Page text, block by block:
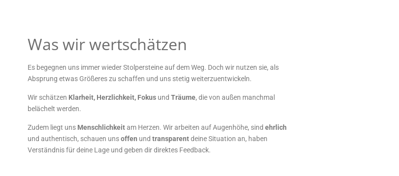
Was wir wertschätzen
Es begegnen uns immer wieder Stolpersteine auf dem Weg. Doch wir nutzen sie, als
Absprung etwas Größeres zu schaffen und uns stetig weiterzuentwickeln.
Wir schätzen Klarheit, Herzlichkeit, Fokus und Träume, die von außen manchmal
belächelt werden.
Zudem liegt uns Menschlichkeitam Herzen. Wir arbeiten auf Augenhöhe, sind ehrlich
und authentisch, schauen unsoffen und transparentdeine Situation an, haben
Verständnis für deine Lage und geben dir direktes Feedback.